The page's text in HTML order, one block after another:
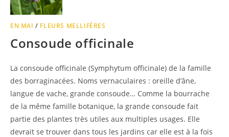
EN MAI / FLEURS MELLIFÈRES
Consoude officinale
La consoude officinale (Symphytum officinale) de la famille
des borraginacées. Noms vernaculaires : oreille d’âne,
langue de vache, grande consoude… Comme la bourrache
de la même famille botanique, la grande consoude fait
partie des plantes très utiles aux multiples usages. Elle
devrait se trouver dans tous les jardins car elle est à la fois